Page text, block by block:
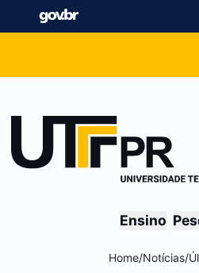
Ensino
Home/Notícias/